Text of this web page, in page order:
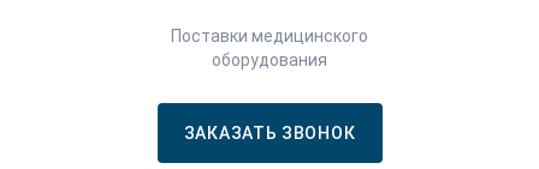
Поставки медицинского
оборудования
ЗАКАЗАТЬ ЗВОНОК